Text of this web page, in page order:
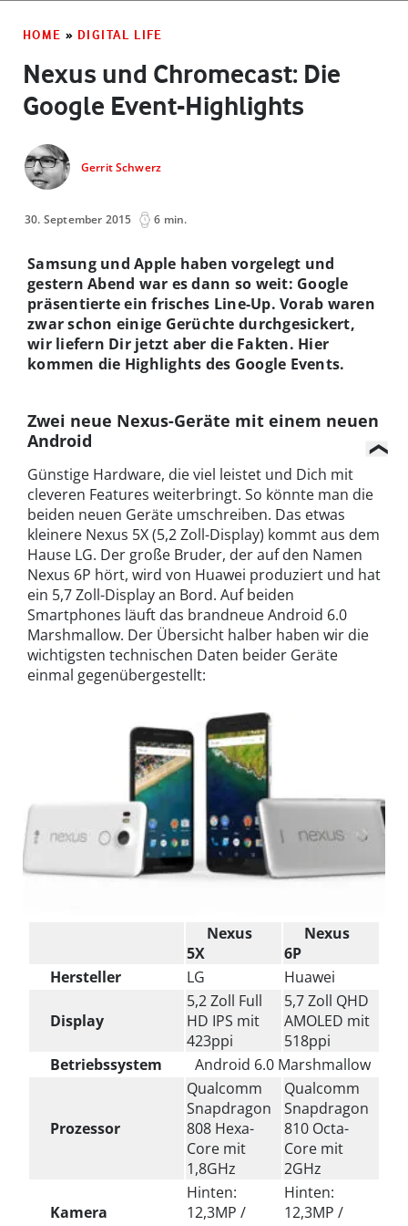
HOME » DIGITAL LIFE
Nexus und Chromecast: Die
Google Event-Highlights
Gerrit Schwerz
30. September 2015 6 min.
Samsung und Apple haben vorgelegt und
gestern Abend war es dann so weit: Google
präsentierte ein frisches Line-Up. Vorab waren
zwar schon einige Gerüchte durchgesickert,
wir liefern Dir jetzt aber die Fakten. Hier
kommen die Highlights des Google Events.
Zwei neue Nexus-Geräte mit einem neuen
Android
Günstige Hardware, die viel leistet und Dich mit
cleveren Features weiterbringt. So könnte man die
beiden neuen Geräte umschreiben. Das etwas
kleinere Nexus 5X (5,2 Zoll-Display) kommt aus dem
Hause LG. Der große Bruder, der auf den Namen
Nexus 6P hört, wird von Huawei produziert und hat
ein 5,7 Zoll-Display an Bord. Auf beiden
Smartphones läuft das brandneue Android 6.0
Marshmallow. Der Übersicht halber haben wir die
wichtigsten technischen Daten beider Geräte
einmal gegenübergestellt:
Nexus
5X
Nexus
6P
Hersteller
LG Huawei
Display
5,2 Zoll Full
HD IPS mit
423ppi
5,7 Zoll QHD
AMOLED mit
518ppi
Betriebssystem
Android 6.0 Marshmallow
Prozessor
Qualcomm
Snapdragon
808 Hexa-
Core mit
1,8GHz
Qualcomm
Snapdragon
810 Octa-
Core mit
2GHz
Kamera
Hinten:
12,3MP /
Hinten:
12,3MP /